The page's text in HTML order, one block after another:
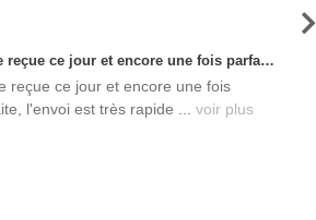
Nouvelle commande reçue ce jour et encore une fois parfaitement satisfaite, l'envoi est très rapide et les produits sont toujours conditionnés de manière personnalisés. L'avantage de commander auprès de créateurs indépendants.
reçue ce jour et encore une fois
l'envoi est très rapide ... voir plus